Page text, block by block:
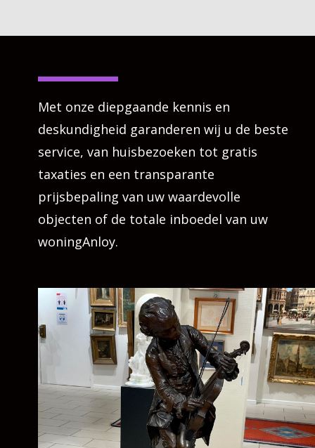
Met onze diepgaande kennis en
deskundigheid garanderen wij u de beste
service, van huisbezoeken tot gratis
taxaties en een transparante
prijsbepaling van uw waardevolle
objecten of de totale inboedel van uw
woningAnloy.